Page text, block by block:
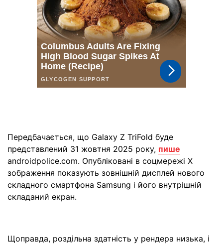
Передбачається, що Galaxy Z TriFold буде
представлений 31 жовтня 2025 року, пише
androidpolice.com. Опубліковані в соцмережі Х
зображення показують зовнішній дисплей нового
складного смартфона Samsung і його внутрішній
складаний екран.
Щоправда, роздільна здатність у рендера низька, і